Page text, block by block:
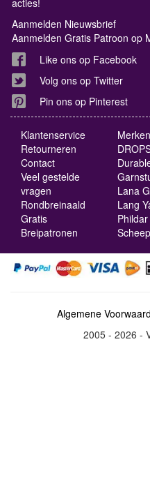
acties!
Aanmelden Nieuwsbrief
Aanmelden Gratis Patroon op
Like ons op Facebook
Volg ons op Twitter
Pin ons op Pinterest
Klantenservice
Retourneren
Contact
Veel gestelde
vragen
Rondbreinaald
Gratis
Breipatronen
Merken
Lana
Lang
Phildar
Algemene
2005 - 2026 -